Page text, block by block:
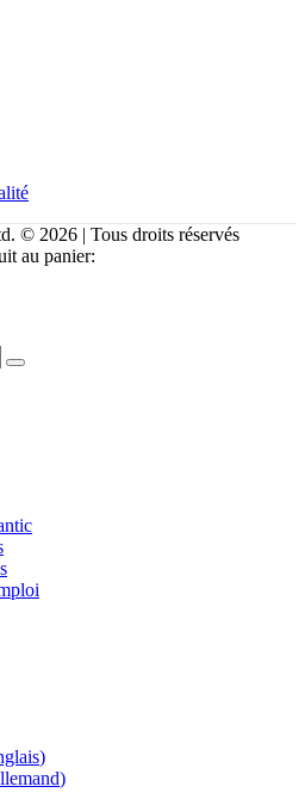
© 2026 | Tous droits réservés
au panier:
)
)